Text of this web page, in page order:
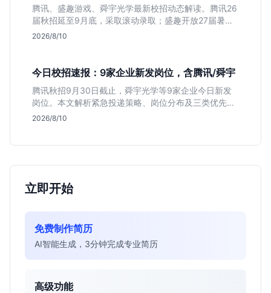
腾讯、盛趣游戏、舜宇光学最新校招动态解读。腾讯26
届秋招延至9月底，采取滚动录取；盛趣开放27届暑期
实习；舜宇光学聚焦硬件制造。本文分析三家企业时间
2026/8/10
今日校招速报：9家企业新发岗位，含腾讯/舜宇
腾讯秋招9月30日截止，舜宇光学等9家企业今日新发
岗位。本文解析紧急投递策略、岗位分布及三类优先人
群，助你快速决策。
2026/8/10
立即开始
免费制作简历
AI智能生成，3分钟完成专业简历
高级功能